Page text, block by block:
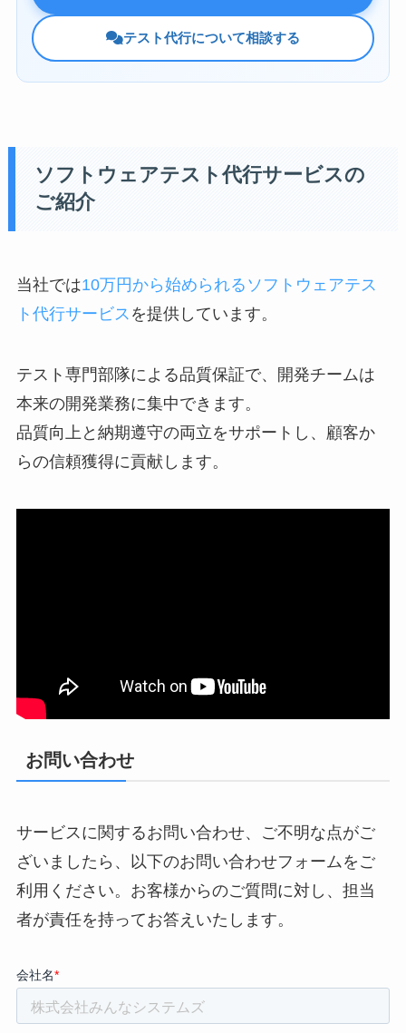
テスト代行について相談する
ソフトウェアテスト代行サービスの
ご紹介
当社では10万円から始められるソフトウェアテス
ト代行サービス を提供しています。
テスト専門部隊による品質保証で、開発チームは
本来の開発業務に集中できます。
品質向上と納期遵守の両立をサポートし、顧客か
らの信頼獲得に貢献します。
お問い合わせ
サービスに関するお問い合わせ、ご不明な点がご
ざいましたら、以下のお問い合わせフォームをご
利用ください。お客様からのご質問に対し、担当
者が責任を持ってお答えいたします。